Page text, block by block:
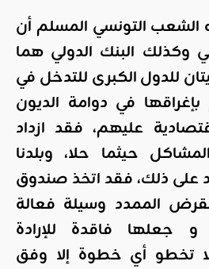
الشعب التونسي المسلم أن
وكذلك البنك الدولي هما
للدول الكبرى للتدخل في
في دوامة الديون
عليهم، فقد ازداد
حيثما حلا، وبلدنا
ذلك، فقد اتخذ صندوق
الممدد وسيلة فعالة
جعلها فاقدة للإرادة
تخطو أي خطوة إلا وفق